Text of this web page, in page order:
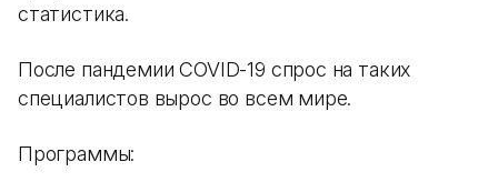
статистика.
После пандемии COVID-19 спрос на таких
специалистов вырос во всем мире.
Программы: